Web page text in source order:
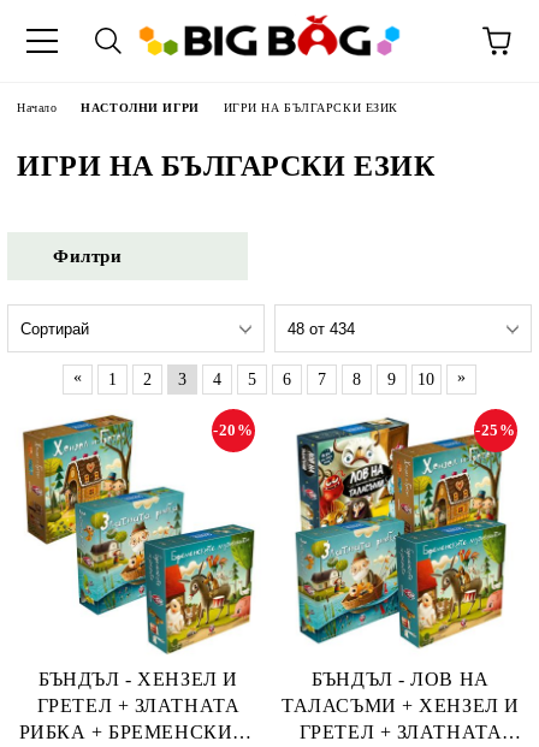
Начало НАСТОЛНИ ИГРИ ИГРИ НА БЪЛГАРСКИ ЕЗИК
ИГРИ НА БЪЛГАРСКИ ЕЗИК
Филтри
« 1 2 3 4 5 6 7 8 9 10 »
БЪНДЪЛ - ХЕНЗЕЛ И
ГРЕТЕЛ + ЗЛАТНАТА
РИБКА + БРЕМЕНСКИТЕ
-20%
БЪНДЪЛ - ЛОВ НА
ТАЛАСЪМИ + ХЕНЗЕЛ И
ГРЕТЕЛ + ЗЛАТНАТА
-25%